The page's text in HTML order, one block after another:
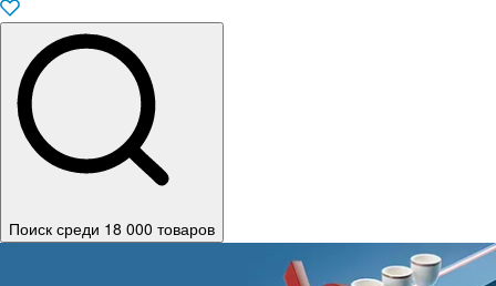
Поиск среди 18 000 товаров